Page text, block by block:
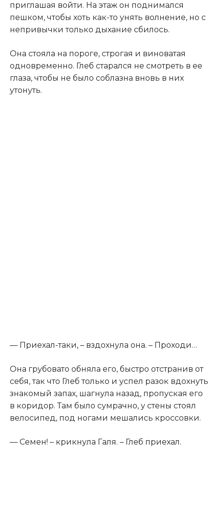
приглашая войти. На этаж он поднимался
пешком, чтобы хоть как-то унять волнение, но с
непривычки только дыхание сбилось.​
​Она стояла на пороге, строгая и виноватая
одновременно. Глеб старался не смотреть в ее
глаза, чтобы не было соблазна вновь в них
утонуть.​
​— Приехал-таки, – вздохнула она. – Проходи…​
​Она грубовато обняла его, быстро отстранив от
себя, так что Глеб только и успел разок вдохнуть
знакомый запах, шагнула назад, пропуская его
в коридор. Там было сумрачно, у стены стоял
велосипед, под ногами мешались кроссовки.​
​— Семен! – крикнула Галя. – Глеб приехал.​